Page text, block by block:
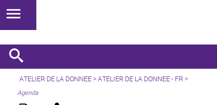
ATELIER DE LA DONNEE>ATELIER DE LA DONNEE - FR >
Agenda